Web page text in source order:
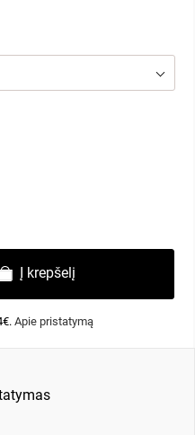
Į krepšelį
Apie pristatymą